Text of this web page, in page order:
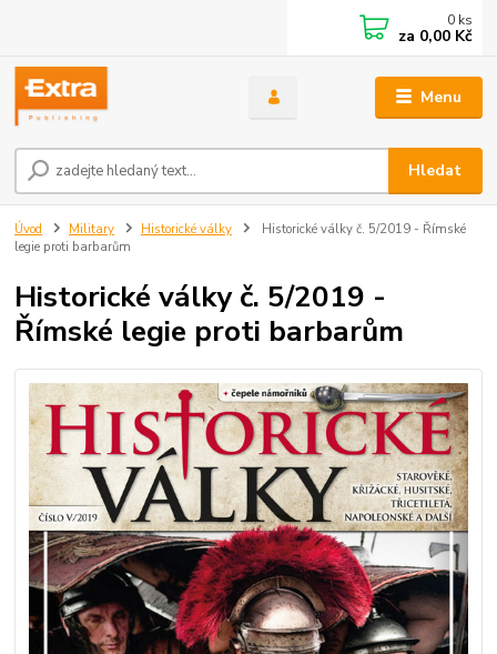
Menu
Hledat
0 ks
za 0,00 Kč
Úvod Military Historické války
Historické války č. 5/2019 - Římské
legie proti barbarům
Historické války č. 5/2019 -
Římské legie proti barbarům